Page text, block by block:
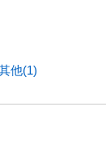
他(1)